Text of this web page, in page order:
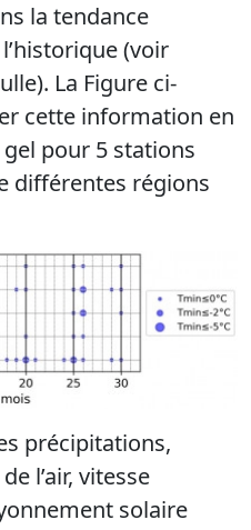
la tendance
(voir
La Figure ci-
cette information en
pour 5 stations
différentes régions
précipitations,
l’air, vitesse
solaire